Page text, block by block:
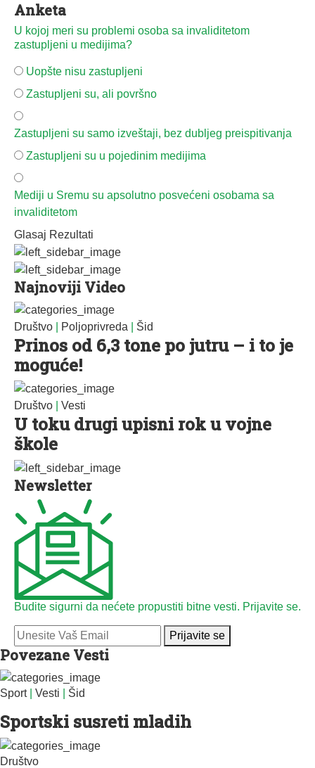
Anketa
U kojoj meri su problemi osoba sa invaliditetom
zastupljeni u medijima?
Uopšte nisu zastupljeni
Zastupljeni su, ali površno
Zastupljeni su samo izveštaji, bez dubljeg preispitivanja
Zastupljeni su u pojedinim medijima
Mediji u Sremu su apsolutno posvećeni osobama sa
invaliditetom
Glasaj Rezultati
Najnoviji Video
Društvo Poljoprivreda Šid
Prinos od 6,3 tone po jutru – i to je
moguće!
Društvo Vesti
U toku drugi upisni rok u vojne
škole
Newsletter
Budite sigurni da nećete propustiti bitne vesti. Prijavite se.
Prijavite se
Povezane Vesti
Sport| Vesti Šid
Sportski susreti mladih
Društvo